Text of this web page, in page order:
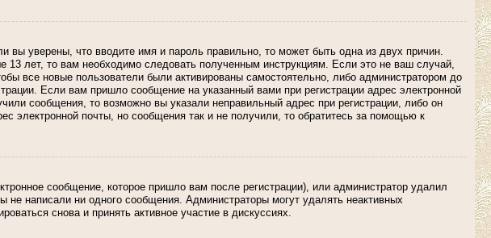
уверены, что вводите имя и пароль правильно, то может быть одна из двух причин.
лет, то вам необходимо следовать полученным инструкциям. Если это не ваш случай,
все новые пользователи были активированы самостоятельно, либо администратором до
Если вам пришло сообщение на указанный вами при регистрации адрес электронной
сообщения, то возможно вы указали неправильный адрес при регистрации, либо он
электронной почты, но сообщения так и не получили, то обратитесь за помощью к
сообщение, которое пришло вам после регистрации), или администратор удалил
написали ни одного сообщения. Администраторы могут удалять неактивных
снова и принять активное участие в дискуссиях.